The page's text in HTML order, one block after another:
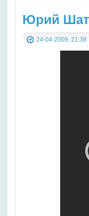
Юрий
24-04-2009, 21:38